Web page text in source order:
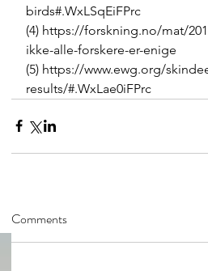
birds#.WxLSqEiFPrc
(4) https://forskning.no/mat/
ikke-alle-forskere-er-enige
(5) https://www.ewg.org/
results/#.WxLae0iFPrc
Comments